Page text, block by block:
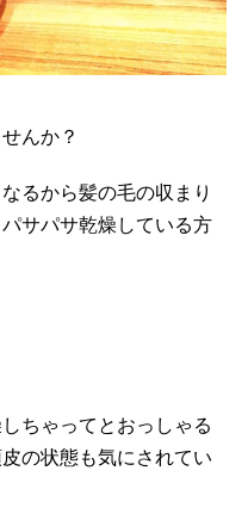
んか？
るから髪の毛の収まり
サパサ乾燥している方
ちゃってとおっしゃる
の状態も気にされてい